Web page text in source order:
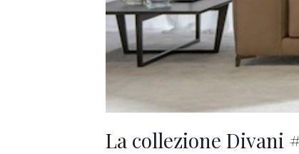
La collezione Divani